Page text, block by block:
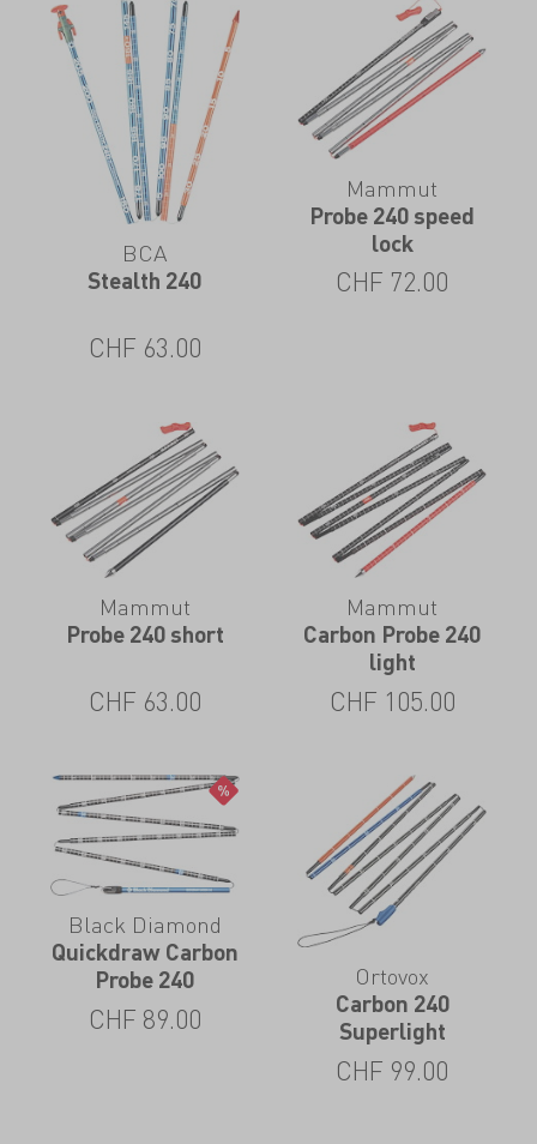
BCA
Stealth 240
CHF 63.00
Mammut
Probe 240 speed
lock
CHF 72.00
Mammut
Probe 240 short
CHF 63.00
Mammut
Carbon Probe 240
light
CHF 105.00
Black Diamond
Quickdraw Carbon
Probe 240
CHF 89.00
Ortovox
Carbon 240
Superlight
CHF 99.00